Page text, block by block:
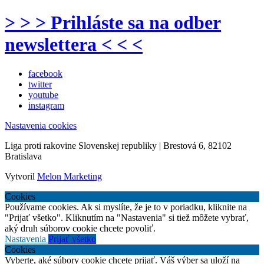
> > > Prihláste sa na odber
newslettera < < <
facebook
twitter
youtube
instagram
Nastavenia cookies
Liga proti rakovine Slovenskej republiky | Brestová 6, 82102
Bratislava
Vytvoril Melon Marketing
Cookies
Používame cookies. Ak si myslíte, že je to v poriadku, kliknite na
"Prijať všetko". Kliknutím na "Nastavenia" si tiež môžete vybrať,
aký druh súborov cookie chcete povoliť.
Nastavenia Prijať všetko
Cookies
Vyberte, aké súbory cookie chcete prijať. Váš výber sa uloží na